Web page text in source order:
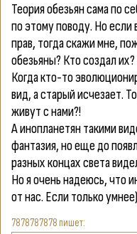
Теория обезьян сама по
по этому поводу. Но
прав, тогда скажи мне,
обезьяны? Кто создал
Когда кто-то
вид, а старый исчезает.
живут с нами?!
А инопланетян такими
фантазия, но еще до
разных концах света
Но я очень надеюсь, что
от нас. Если только
7878787878